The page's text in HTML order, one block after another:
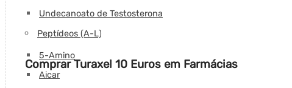
Undecanoato de Testosterona
Peptídeos (A-L)
5-Amino
Aicar
Comprar Turaxel 10 Euros em Farmácias